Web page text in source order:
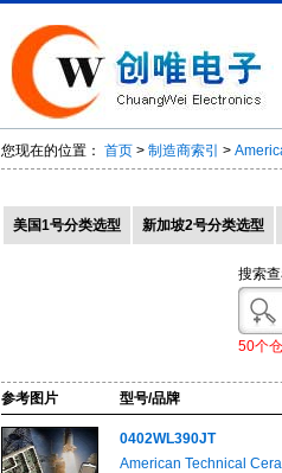
您现在的位置： 首页 > 制造商索引 >
美国1号分类选型 新加坡2号分类选型
搜索
50个
参考图片 型号/品牌
0402WL390JT
American Technical